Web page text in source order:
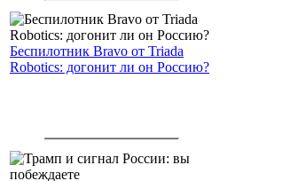
Беспилотник Bravo от Triada
Robotics: догонит ли он Россию?